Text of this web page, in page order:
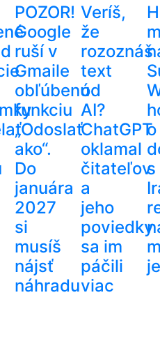
POZOR!
Google
ruší v
Gmaile
obľúbenú
funkciu
„Odoslať
ako“.
Do
januára
2027
si
musíš
nájsť
náhradu
Veríš,
že
rozoznáš
text
od
AI?
ChatGPT
oklamal
čitateľov
a
jeho
poviedky
sa im
páčili
viac
o
s